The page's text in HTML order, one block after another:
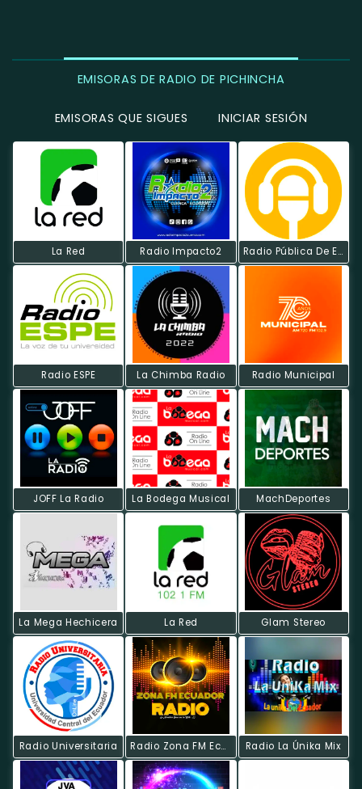
EMISORAS DE RADIO DE PICHINCHA
EMISORAS QUE SIGUES INICIAR SESIÓN
La Red Radio Impacto2 Radio Pública De Ecuador
Radio ESPE La Chimba Radio Radio Municipal
JOFF La Radio La Bodega Musical MachDeportes
La Mega Hechicera La Red Glam Stereo
Radio Universitaria Radio Zona FM Ecuador Online Radio La Únika Mix